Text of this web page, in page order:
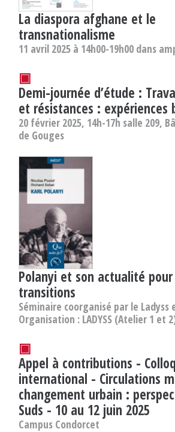
La diaspora afghane et le
transnationalisme
11 avril 2025 à 14h00-19h00 dans
▣
Demi-journée d’étude :
et résistances : expériences
20 février 2025, 14h-17h salle 209,
de Gouges
Polanyi et son actualité
transitions
Séminaire coorganisé par le Ladyss
Organisation : LADYSS (Atelier 1 et
▣
Appel à contributions -
international - Circulations
changement urbain :
Suds - 10 au 12 juin 2025
Campus Condorcet